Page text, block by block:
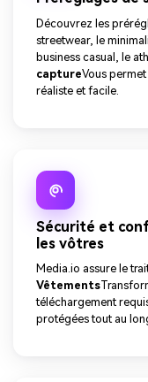
Découvrez les
streetwear, le
business casual, le
captureVous
réaliste et facile.
Sécurité et
les vôtres
Media.io assure le
Vêtements
téléchargement
protégées tout au